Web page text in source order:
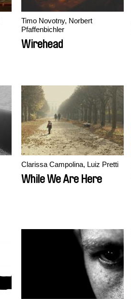
Timo Novotny, Norbert
Pfaffenbichler
Wirehead
Clarissa Campolina, Luiz Pretti
While We Are Here